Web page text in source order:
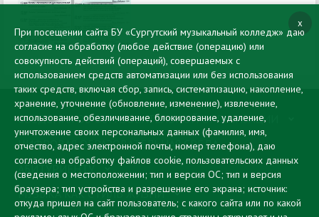
СВЕДЕНИЯ ОБ ОБРАЗОВАТЕЛЬНОЙ ОРГАНИЗАЦИИ
ЦИФРОВАЯ ОБРАЗОВАТЕЛЬНАЯ СРЕДА
АБИТУРИЕНТУ
МУЗЫКА КАК СТИЛЬ ЖИЗНИ
x
При посещении сайта БУ «Сургутский музыкальный колледж» даю
согласие на обработку (любое действие (операцию) или
совокупность действий (операций), совершаемых с
использованием средств автоматизации или без использования
таких средств, включая сбор, запись, систематизацию, накопление,
хранение, уточнение (обновление, изменение), извлечение,
использование, обезличивание, блокирование, удаление,
уничтожение своих персональных данных (фамилия, имя,
отчество, адрес электронной почты, номер телефона), даю
согласие на обработку файлов cookie, пользовательских данных
(сведения о местоположении; тип и версия ОС; тип и версия
браузера; тип устройства и разрешение его экрана; источник:
откуда пришел на сайт пользователь; с какого сайта или по какой